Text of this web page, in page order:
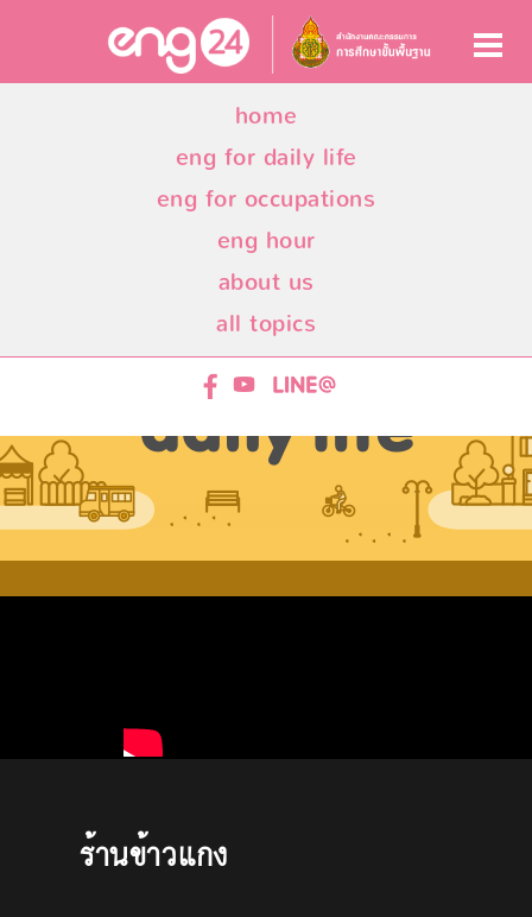
home
eng for daily life
eng for occupations
eng hour
about us
all topics
ร้านข้าวแกง